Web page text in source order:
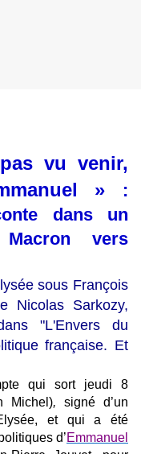
vu venir,
»
:
dans un
vers
sous François
Nicolas Sarkozy,
"L'Envers du
française. Et
qui sort jeudi 8
Michel), signé d’un
et qui a été
d’Emmanuel